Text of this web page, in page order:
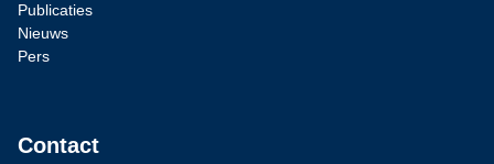
Publicaties
Nieuws
Pers
Contact